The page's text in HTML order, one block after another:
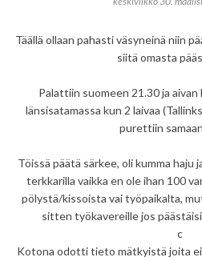
Täällä ollaan pahasti väsyneinä niin
siitä omasta
Palattiin suomeen 21.30 ja
länsisatamassa kun 2 laivaa
purettiin
Töissä päätä särkee, oli kumma haju
terkkarilla vaikka en ole ihan 100
pölystä/kissoista vai työpaikalta,
sitten työkavereille jos
c
Kotona odotti tieto mätkyistä joita